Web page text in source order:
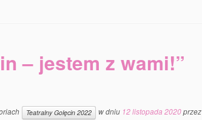
– jestem z wami!”
Teatralny Golęcin 2022 w dniu 12 listopada 2020przez